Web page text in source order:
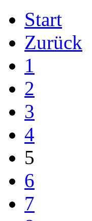
Start
Zurück
1
2
3
4
5
6
7